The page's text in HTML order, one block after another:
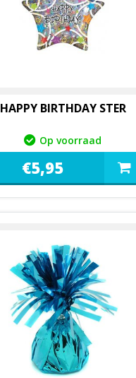
HAPPY BIRTHDAY STER
Op voorraad
€5,95